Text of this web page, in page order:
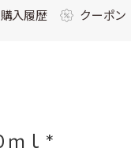
購入履歴 クーポン
ｍｌ *